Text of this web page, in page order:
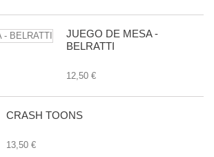
JUEGO DE MESA -
BELRATTI
12,50 €
CRASH TOONS
13,50 €